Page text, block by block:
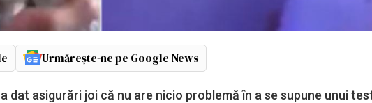
Urmărește-ne pe Google News
dat asigurări joi că nu are nicio problemă în a se supune unui